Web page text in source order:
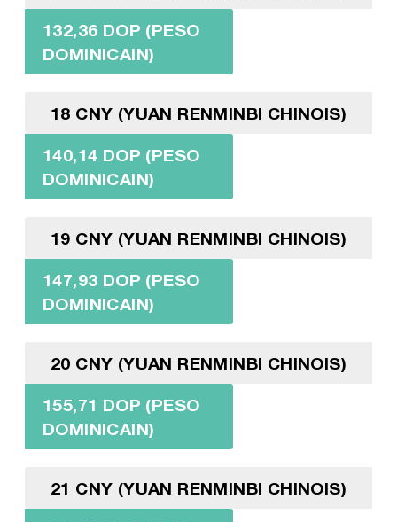
132,36 DOP (PESO
DOMINICAIN)
18 CNY (YUAN RENMINBI CHINOIS)
140,14 DOP (PESO
DOMINICAIN)
19 CNY (YUAN RENMINBI CHINOIS)
147,93 DOP (PESO
DOMINICAIN)
20 CNY (YUAN RENMINBI CHINOIS)
155,71 DOP (PESO
DOMINICAIN)
21 CNY (YUAN RENMINBI CHINOIS)